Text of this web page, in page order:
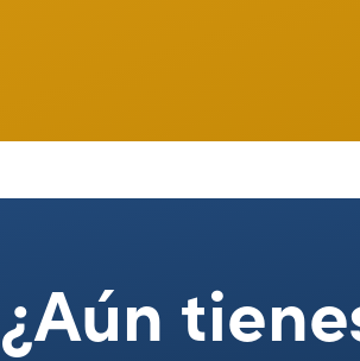
¿Aún